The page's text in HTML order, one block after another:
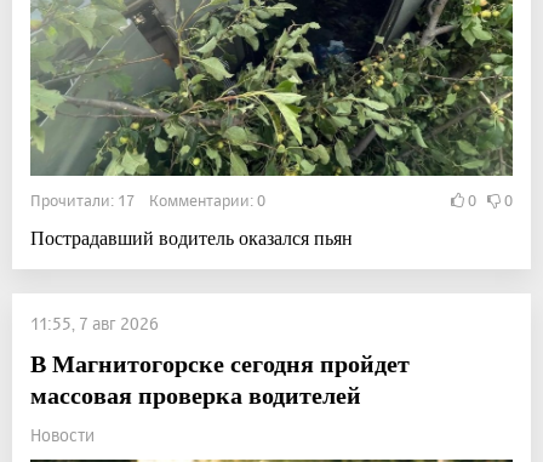
Прочитали: 17 Комментарии: 0 0 0
Пострадавший водитель оказался пьян
11:55, 7 авг 2026
В Магнитогорске сегодня пройдет
массовая проверка водителей
Новости